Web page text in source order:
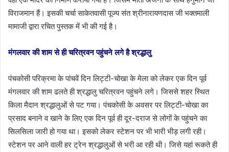
विराजमान हैं। इसकी चर्चा साकेतवासी पूज्य संत श्रीनारायणदास जी भक्तमाली
मामाजी द्वारा रचित पुस्तक में भी की गई है।
मंगलवार की शाम से ही चरित्रवन पहुंचने लगे है श्रद्धालु
पंचकोसी परिक्रमा के पांचवें दिन लिट्टी-चोखा के मेला को लेकर एक दिन पूर्व
मंगलवार की शाम ढलते ही श्रद्धालु चरित्रवन पहुंचने लगे। जिससे शहर स्थित
किला मैदान श्रद्धालुओं से पट गया। पंचकोसी के अवसर पर लिट्टी-चोखा का
प्रसाद बनाने व खाने के लिए एक दिन पूर्व ही दूर-दराज से लोगों के पहुंचने का
सिलसिला जारी हो गया था। इसको लेकर स्टेशन पर भी भारी भीड़ लगी रही।
स्टेशन पर आने वाली हर ट्रेन श्रद्धालुओं से भरी आ रही थी। जिसे यहां रूकते ही